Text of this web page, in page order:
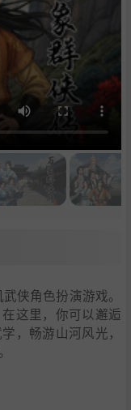
侠角色扮演游戏。
这里，你可以邂逅
，畅游山河风光，